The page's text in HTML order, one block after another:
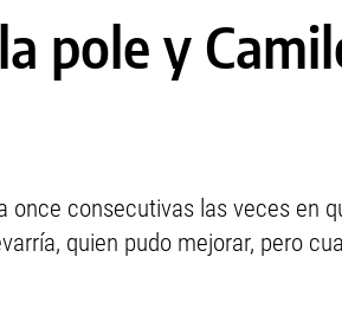
pole y
once consecutivas las veces en
quien pudo mejorar, pero